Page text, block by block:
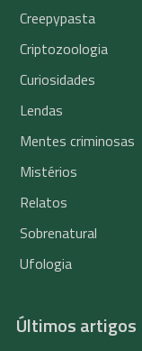
Creepypasta
Criptozoologia
Curiosidades
Lendas
Mentes criminosas
Mistérios
Relatos
Sobrenatural
Ufologia
Últimos artigos